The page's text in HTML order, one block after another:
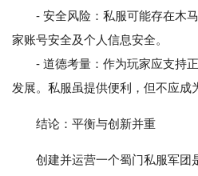
- 安全风险：私服可能存在木马
家账号安全及个人信息安全。
- 道德考量：作为玩家应支持正
发展。私服虽提供便利，但不应成
结论：平衡与创新并重
创建并运营一个蜀门私服军团